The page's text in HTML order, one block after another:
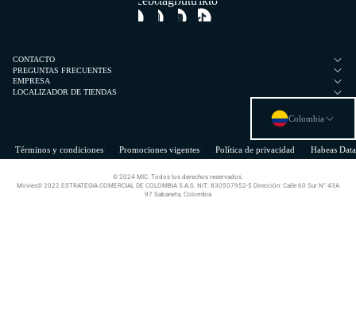
CONTACTO
PREGUNTAS FRECUENTES
EMPRESA
LOCALIZADOR DE TIENDAS
Términos y condiciones Promociones vigentes Política de privacidad Habeas Data
Colombia
© 2024 MIC. Todos los derechos reservados.
Movies© 2022 ESTRATEGIA COMERCIAL DE COLOMBIA S.A.S. NIT: 830507952-5 Dirección: Calle 60 Sur N° 43A
97 Sabaneta, Colombia